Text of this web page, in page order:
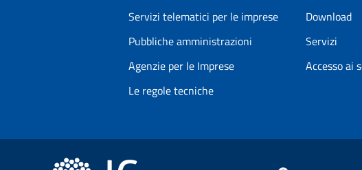
Servizi telematici per le imprese
Pubbliche amministrazioni
Agenzie per le Imprese
Le regole tecniche
Download
Servizi
Accesso ai